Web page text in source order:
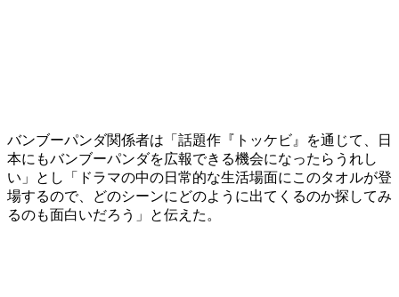
バンブーパンダ関係者は「話題作『トッケビ』を通じて、日
本にもバンブーパンダを広報できる機会になったらうれし
い」とし「ドラマの中の日常的な生活場面にこのタオルが登
場するので、どのシーンにどのように出てくるのか探してみ
るのも面白いだろう」と伝えた。